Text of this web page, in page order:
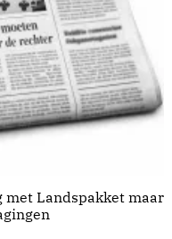
met Landspakket maar